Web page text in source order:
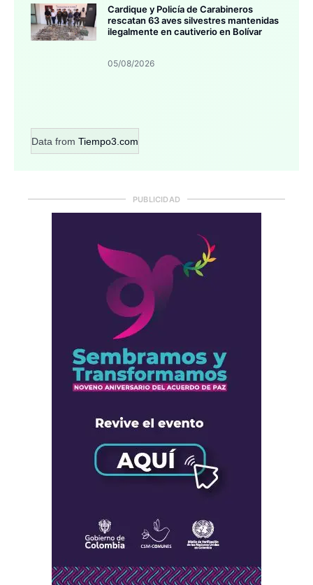
Cardique y Policía de Carabineros
rescatan 63 aves silvestres mantenidas
ilegalmente en cautiverio en Bolívar
05/08/2026
Data from Tiempo3.com
PUBLICIDAD